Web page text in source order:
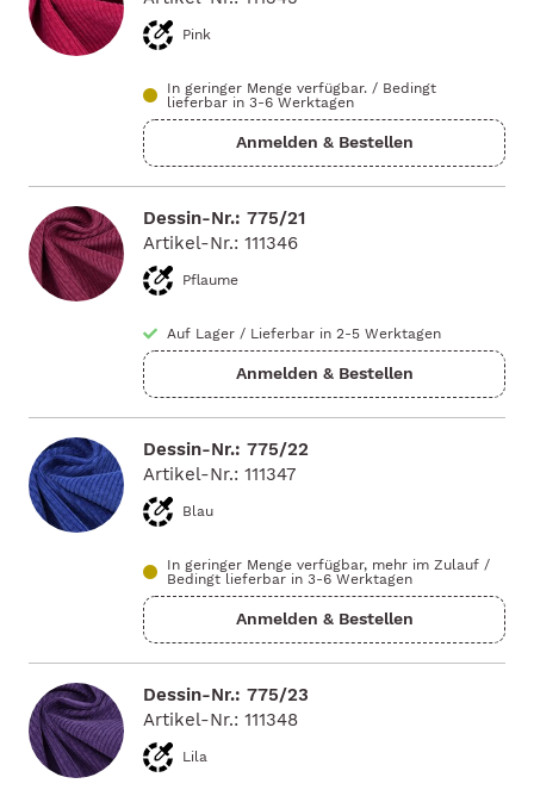
Pink
In geringer Menge verfügbar. / Bedingt
lieferbar in 3-6 Werktagen
Dessin-Nr.: 775/21
Artikel-Nr.: 111346
Pflaume
Auf Lager / Lieferbar in 2-5 Werktagen
Dessin-Nr.: 775/22
Artikel-Nr.: 111347
Blau
In geringer Menge verfügbar, mehr im Zulauf /
Bedingt lieferbar in 3-6 Werktagen
Dessin-Nr.: 775/23
Artikel-Nr.: 111348
Lila